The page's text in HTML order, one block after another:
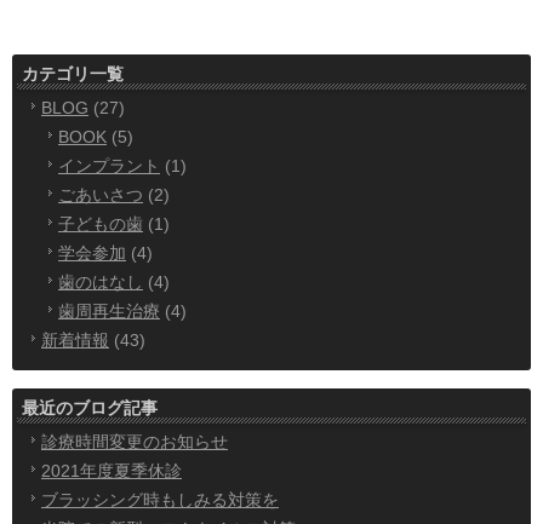
カテゴリ一覧
BLOG (27)
BOOK (5)
インプラント (1)
ごあいさつ (2)
子どもの歯 (1)
学会参加 (4)
歯のはなし (4)
歯周再生治療 (4)
新着情報 (43)
最近のブログ記事
診療時間変更のお知らせ
2021年度夏季休診
ブラッシング時もしみる対策を